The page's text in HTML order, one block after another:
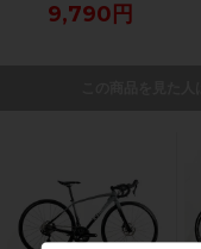
9,790円